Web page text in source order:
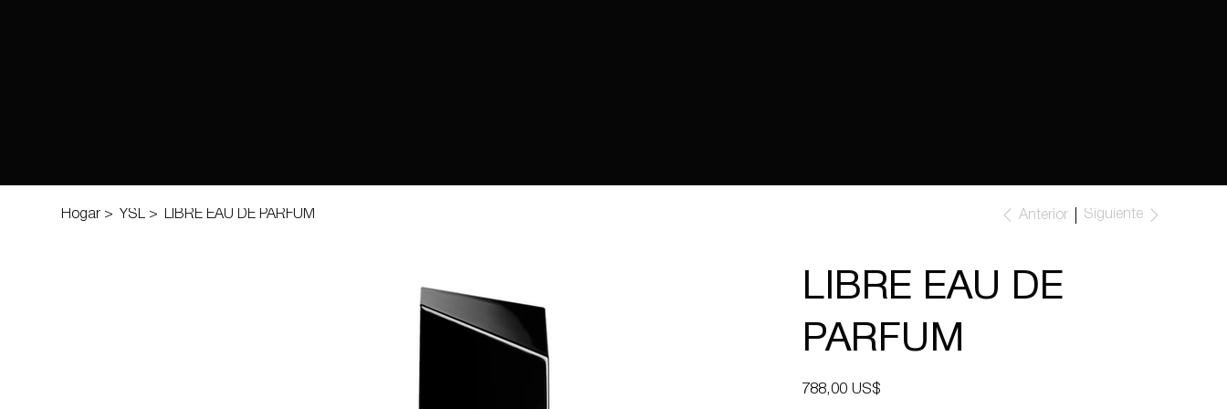
Hogar > YSL > LIBRE EAU DE PARFUM Anterior Siguiente
LIBRE EAU DE
PARFUM
Precio
788,00 US$